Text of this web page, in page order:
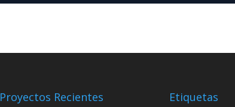
Proyectos Recientes Etiquetas